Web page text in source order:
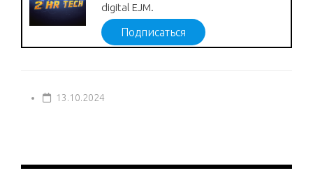
digital EJM.
Подписаться
13.10.2024